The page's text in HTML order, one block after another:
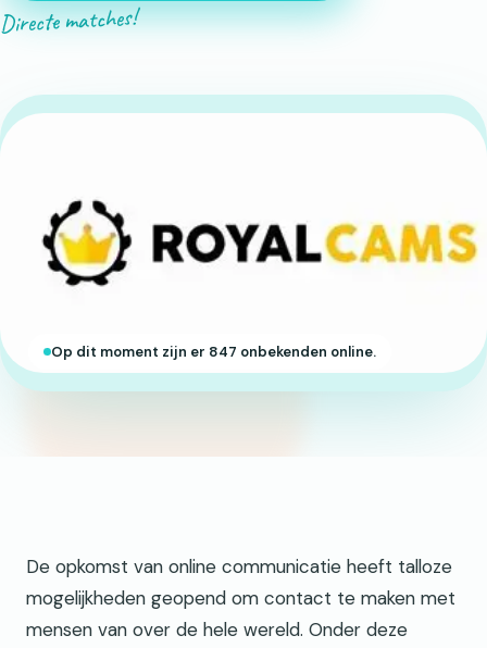
Directe matches!
Op dit moment zijn er 847 onbekenden online.
De opkomst van online communicatie heeft talloze
mogelijkheden geopend om contact te maken met
mensen van over de hele wereld. Onder deze